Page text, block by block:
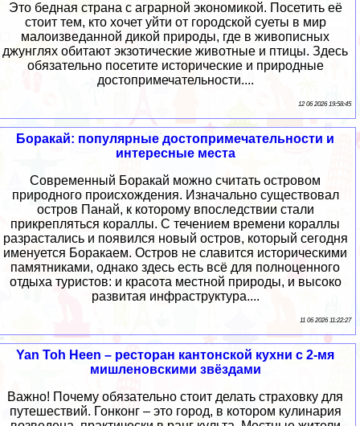
Это бедная страна с аграрной экономикой. Посетить её
стоит тем, кто хочет уйти от городской суеты в мир
малоизведанной дикой природы, где в живописных
джунглях обитают экзотические животные и птицы. Здесь
обязательно посетите исторические и природные
достопримечательности....
12 06 2026 19:58:45
Боракай: популярные достопримечательности и
интересные места
Современный Боракай можно считать островом
природного происхождения. Изначально существовал
остров Панай, к которому впоследствии стали
прикрепляться кораллы. С течением времени кораллы
разрастались и появился новый остров, который сегодня
именуется Боракаем. Остров не славится историческими
памятниками, однако здесь есть всё для полноценного
отдыха туристов: и красота местной природы, и высоко
развитая инфраструктура....
11 06 2026 11:22:27
Yan Toh Heen – ресторан кантонской кухни с 2-мя
мишленовскими звёздами
Важно! Почему обязательно стоит делать страховку для
путешествий. Гонконг – это город, в котором кулинария